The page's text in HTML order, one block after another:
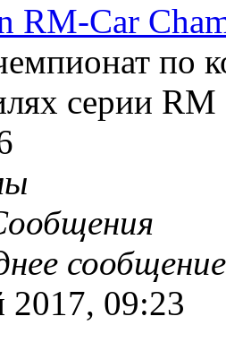
RM-Car
по
серии
сообщение
2017, 09:23